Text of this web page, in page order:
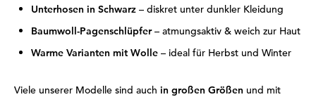
Unterhosen in Schwarz – diskret unter dunkler Kleidung
Baumwoll-Pagenschlüpfer– atmungsaktiv & weich zur Haut
Warme Varianten mit Wolle – ideal für Herbst und Winter
Viele unserer Modelle sind auch in großen Größen und mit